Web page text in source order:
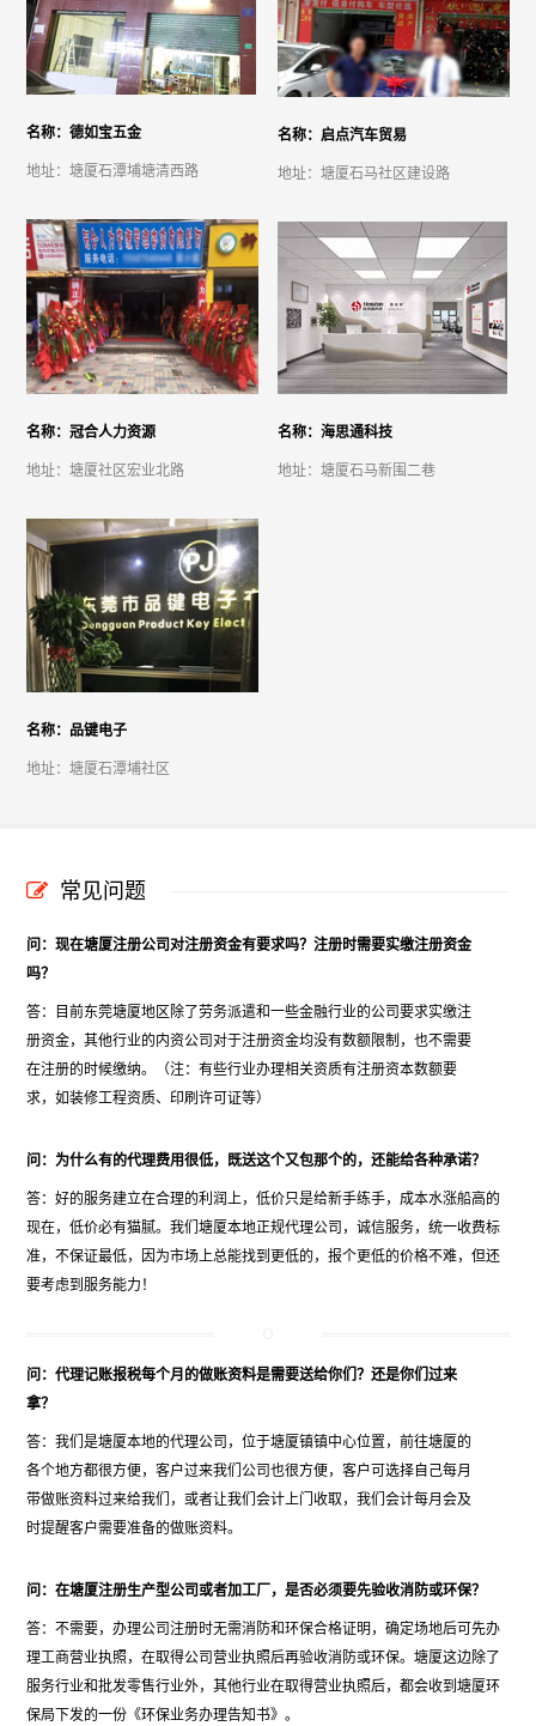
名称：德如宝五金
地址：塘厦石潭埔塘清西路
名称：启点汽车贸易
地址：塘厦石马社区建设路
名称：冠合人力资源
地址：塘厦社区宏业北路
名称：海思通科技
地址：塘厦石马新围二巷
名称：品键电子
地址：塘厦石潭埔社区
常见问题
问：现在塘厦注册公司对注册资金有要求吗？注册时需要实缴注册资金
吗？
答：目前东莞塘厦地区除了劳务派遣和一些金融行业的公司要求实缴注
册资金，其他行业的内资公司对于注册资金均没有数额限制，也不需要
在注册的时候缴纳。（注：有些行业办理相关资质有注册资本数额要
求，如装修工程资质、印刷许可证等）
问：为什么有的代理费用很低，既送这个又包那个的，还能给各种承诺？
答：好的服务建立在合理的利润上，低价只是给新手练手，成本水涨船高的
现在，低价必有猫腻。我们塘厦本地正规代理公司，诚信服务，统一收费标
准，不保证最低，因为市场上总能找到更低的，报个更低的价格不难，但还
要考虑到服务能力！
问：代理记账报税每个月的做账资料是需要送给你们？还是你们过来
拿？
答：我们是塘厦本地的代理公司，位于塘厦镇镇中心位置，前往塘厦的
各个地方都很方便，客户过来我们公司也很方便，客户可选择自己每月
带做账资料过来给我们，或者让我们会计上门收取，我们会计每月会及
时提醒客户需要准备的做账资料。
问：在塘厦注册生产型公司或者加工厂，是否必须要先验收消防或环保？
答：不需要，办理公司注册时无需消防和环保合格证明，确定场地后可先办
理工商营业执照，在取得公司营业执照后再验收消防或环保。塘厦这边除了
服务行业和批发零售行业外，其他行业在取得营业执照后，都会收到塘厦环
保局下发的一份《环保业务办理告知书》。